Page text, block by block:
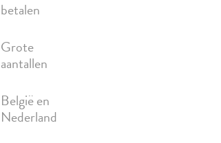
betalen
Grote
aantallen
België en
Nederland